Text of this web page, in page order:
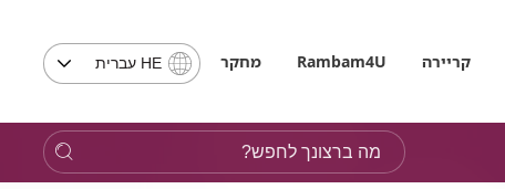
קריירה Rambam4U מחקר
בחירת
שים
לב,
בבחירת
HE עברית
מה
ברצונך
לחפש?